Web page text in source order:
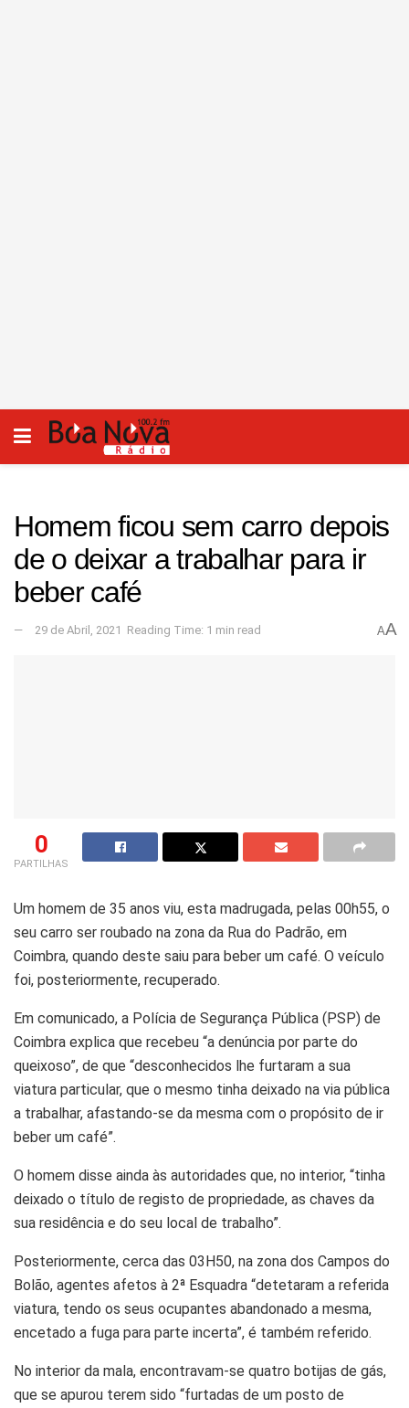
Homem ficou sem carro depois
de o deixar a trabalhar para ir
beber café
29 de Abril, 2021 Reading Time: 1 min read AA
0
PARTILHAS
Um homem de 35 anos viu, esta madrugada, pelas 00h55, o
seu carro ser roubado na zona da Rua do Padrão, em
Coimbra, quando deste saiu para beber um café. O veículo
foi, posteriormente, recuperado.
Em comunicado, a Polícia de Segurança Pública (PSP) de
Coimbra explica que recebeu “a denúncia por parte do
queixoso”, de que “desconhecidos lhe furtaram a sua
viatura particular, que o mesmo tinha deixado na via pública
a trabalhar, afastando-se da mesma com o propósito de ir
beber um café”.
O homem disse ainda às autoridades que, no interior, “tinha
deixado o título de registo de propriedade, as chaves da
sua residência e do seu local de trabalho”.
Posteriormente, cerca das 03H50, na zona dos Campos do
Bolão, agentes afetos à 2ª Esquadra “detetaram a referida
viatura, tendo os seus ocupantes abandonado a mesma,
encetado a fuga para parte incerta”, é também referido.
No interior da mala, encontravam-se quatro botijas de gás,
que se apurou terem sido “furtadas de um posto de